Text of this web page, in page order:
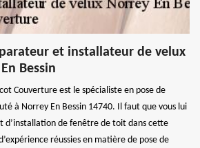
et installateur de velux
Bessin
Couverture est le spécialiste en pose de
à Norrey En Bessin 14740. Il faut que vous lui
de fenêtre de toit dans cette
réussies en matière de pose de